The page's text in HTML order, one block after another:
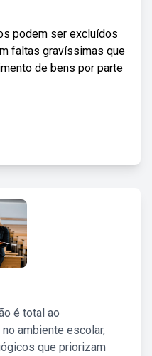
podem ser excluídos
faltas gravíssimas que
de bens por parte
é total ao
ambiente escolar,
que priorizam